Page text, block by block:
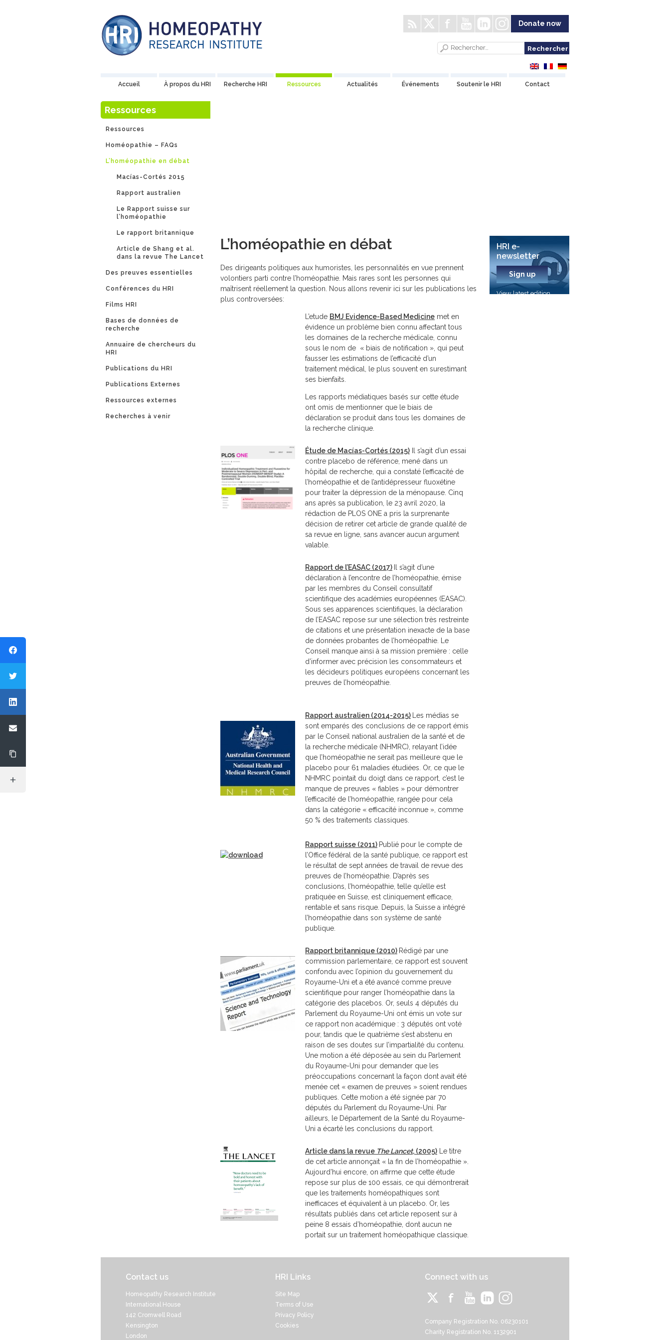
Donate now
Accueil À propos du HRI Recherche HRI Ressources Actualités Événements Soutenir le HRI Contact
Ressources
Ressources
Homéopathie – FAQs
L’homéopathie en débat
Macías-Cortés 2015
Rapport australien
Le Rapport suisse sur
l’homéopathie
Le rapport britannique
Article de Shang et al.
dans la revue The Lancet
Des preuves essentielles
Conférences du HRI
Films HRI
Bases de données de
recherche
Annuaire de chercheurs du
HRI
Publications du HRI
Publications Externes
Ressources externes
Recherches à venir
L’homéopathie en débat
Des dirigeants politiques aux humoristes, les personnalités en vue prennent
volontiers parti contre l’homéopathie. Mais rares sont les personnes qui
maîtrisent réellement la question. Nous allons revenir ici sur les publications les
plus controversées:
L’etude BMJ Evidence-Based Medicine met en
évidence un problème bien connu affectant tous
les domaines de la recherche médicale, connu
sous le nom de « biais de notification », qui peut
fausser les estimations de l’efficacité d’un
traitement médical, le plus souvent en surestimant
ses bienfaits.
Les rapports médiatiques basés sur cette étude
ont omis de mentionner que le biais de
déclaration se produit dans tous les domaines de
la recherche clinique.
Étude de Macías-Cortés (2015) Il s’agit d’un essai
contre placebo de référence, mené dans un
hôpital de recherche, qui a constaté l’efficacité de
l’homéopathie et de l’antidépresseur fluoxétine
pour traiter la dépression de la ménopause. Cinq
ans après sa publication, le 23 avril 2020, la
rédaction de PLOS ONE a pris la surprenante
décision de retirer cet article de grande qualité de
sa revue en ligne, sans avancer aucun argument
valable.
Rapport de l’EASAC (2017)
Il s’agit d’une
déclaration à l’encontre de l’homéopathie, émise
par les membres du Conseil consultatif
scientifique des académies européennes (EASAC).
Sous ses apparences scientifiques, la déclaration
de l’EASAC repose sur une sélection très restreinte
de citations et une présentation inexacte de la base
de données probantes de l’homéopathie. Le
Conseil manque ainsi à sa mission première : celle
d’informer avec précision les consommateurs et
les décideurs politiques européens concernant les
preuves de l’homéopathie.
Rapport australien (2014-2015)
Les médias se
sont emparés des conclusions de ce rapport émis
par le Conseil national australien de la santé et de
la recherche médicale (NHMRC), relayant l’idée
que l’homéopathie ne serait pas meilleure que le
placebo pour 61 maladies étudiées. Or, ce que le
NHMRC pointait du doigt dans ce rapport, c’est le
manque de preuves « fiables » pour démontrer
l’efficacité de l’homéopathie, rangée pour cela
dans la catégorie « efficacité inconnue », comme
50 % des traitements classiques.
Rapport suisse (2011) Publié pour le compte de
l’Office fédéral de la santé publique, ce rapport est
le résultat de sept années de travail de revue des
preuves de l’homéopathie. D’après ses
conclusions, l’homéopathie, telle qu’elle est
pratiquée en Suisse, est cliniquement efficace,
rentable et sans risque. Depuis, la Suisse a intégré
l’homéopathie dans son système de santé
publique.
Rapport britannique (2010) Rédigé par une
commission parlementaire, ce rapport est souvent
confondu avec l’opinion du gouvernement du
Royaume-Uni et a été avancé comme preuve
scientifique pour ranger l’homéopathie dans la
catégorie des placebos. Or, seuls 4 députés du
Parlement du Royaume-Uni ont émis un vote sur
ce rapport non académique : 3 députés ont voté
pour, tandis que le quatrième s’est abstenu en
raison de ses doutes sur l’impartialité du contenu.
Une motion a été déposée au sein du Parlement
du Royaume-Uni pour demander que les
préoccupations concernant la façon dont avait été
menée cet « examen de preuves » soient rendues
publiques. Cette motion a été signée par 70
députés du Parlement du Royaume-Uni. Par
ailleurs, le Département de la Santé du Royaume-
Uni a écarté les conclusions du rapport.
Article dans la revue The Lancet, (2005) Le titre
de cet article annonçait « la fin de l’homéopathie ».
Aujourd’hui encore, on affirme que cette étude
repose sur plus de 100 essais, ce qui démontrerait
que les traitements homéopathiques sont
inefficaces et équivalent à un placebo. Or, les
résultats publiés dans cet article reposent sur à
peine 8 essais d’homéopathie, dont aucun ne
portait sur un traitement homéopathique classique.
HRI e-
newsletter
Sign up
View latest edition
Contact us
Homeopathy Research Institute
International House
142 Cromwell Road
Kensington
London
HRI Links
Site Map
Terms of Use
Privacy Policy
Cookies
Connect with us
Company Registration No. 06230101
Charity Registration No. 1132901